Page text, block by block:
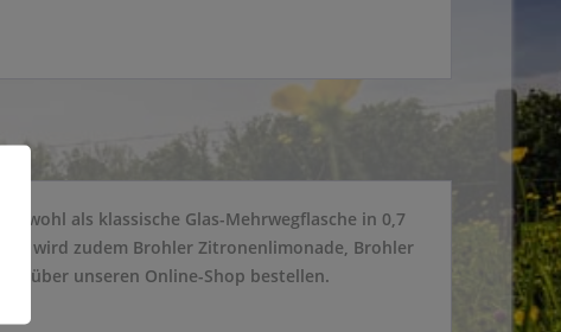
als klassische Glas-Mehrwegflasche in 0,7
wird zudem Brohler Zitronenlimonade, Brohler
über unseren Online-Shop bestellen.